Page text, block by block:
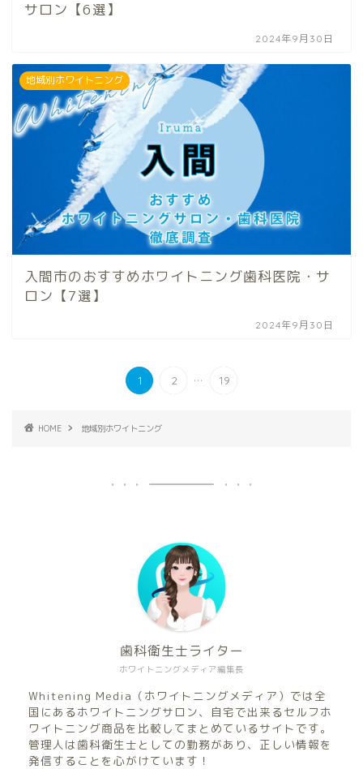
サロン【6選】
2024年9月30日
地域別ホワイトニング
入間市のおすすめホワイトニング歯科医院・サ
ロン【7選】
2024年9月30日
1 2 ... 19
HOME 地域別ホワイトニング
ホワイトニングメディア編集長
歯科衛生士ライター
Whitening Media（ホワイトニングメディア）では全
国にあるホワイトニングサロン、自宅で出来るセルフホ
ワイトニング商品を比較してまとめているサイトです。
管理人は歯科衛生士としての勤務があり、正しい情報を
発信することを心がけています！